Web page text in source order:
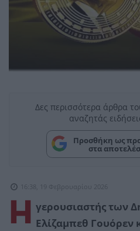
Δες περισσότερα άρθρα
αναζητάς
Προσθήκη ως
στα
16:38, 19 Φεβρουαρίου 2026
Η
γερουσιαστής των
Ελίζαμπεθ Γουόρεν